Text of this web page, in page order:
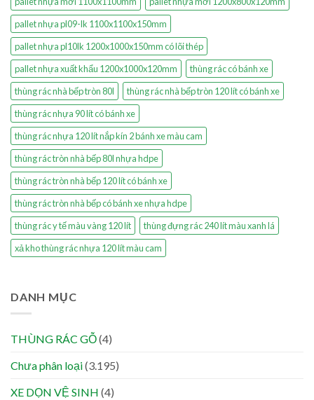
pallet nhựa pl09-lk 1100x1100x150mm
pallet nhựa pl10lk 1200x1000x150mm có lõi thép
pallet nhựa xuất khẩu 1200x1000x120mm
thùng rác có bánh xe
thùng rác nhà bếp tròn 80l
thùng rác nhà bếp tròn 120 lít có bánh xe
thùng rác nhựa 90 lít có bánh xe
thùng rác nhựa 120 lít nắp kín 2 bánh xe màu cam
thùng rác tròn nhà bếp 80l nhựa hdpe
thùng rác tròn nhà bếp 120 lít có bánh xe
thùng rác tròn nhà bếp có bánh xe nhựa hdpe
thùng rác y tế màu vàng 120 lít
thùng đựng rác 240 lít màu xanh lá
xả kho thùng rác nhựa 120 lít màu cam
DANH MỤC
THÙNG RÁC GỖ(4)
Chưa phân loại(3.195)
XE DỌN VỆ SINH (4)